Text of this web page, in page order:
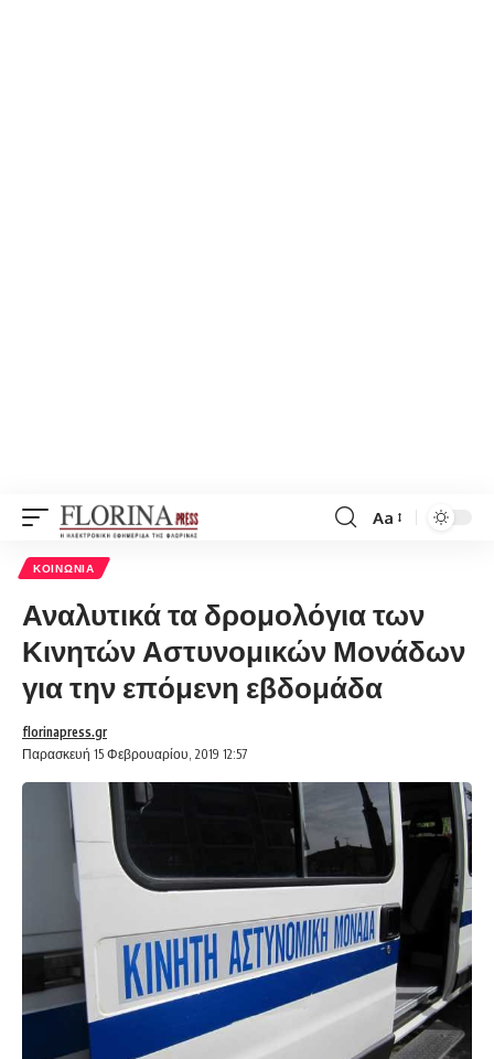
Font
Aa
ΚΟΙΝΩΝΊΑ
Αναλυτικά τα δρομολόγια των
Κινητών Αστυνομικών Μονάδων
για την επόμενη εβδομάδα
Παρασκευή 15 Φεβρουαρίου, 2019 12:57
florinapress.gr